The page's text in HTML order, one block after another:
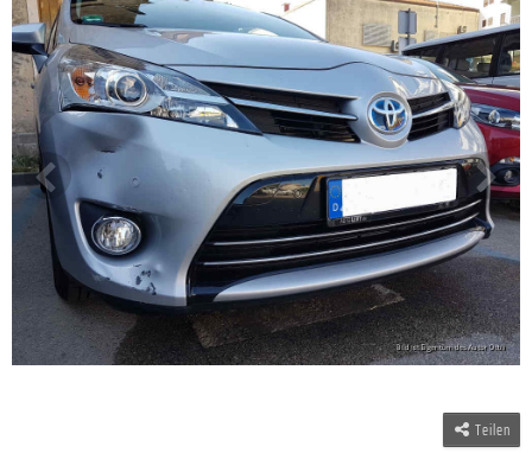
Teilen